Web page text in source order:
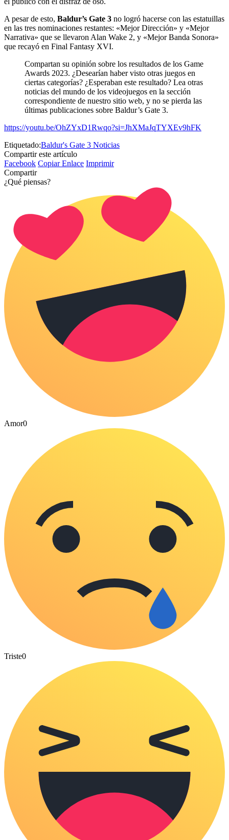
A pesar de esto, Baldur’s Gate 3 no logró hacerse con las estatuillas
en las tres nominaciones restantes: «Mejor Dirección» y «Mejor
Narrativa» que se llevaron Alan Wake 2, y «Mejor Banda Sonora»
que recayó en Final Fantasy XVI.
Compartan su opinión sobre los resultados de los Game
Awards 2023. ¿Desearían haber visto otras juegos en
ciertas categorías? ¿Esperaban este resultado? Lea otras
noticias del mundo de los videojuegos en la sección
correspondiente de nuestro sitio web, y no se pierda las
últimas publicaciones sobre Baldur’s Gate 3.
https://youtu.be/OhZYxD1Rwqo?si=JhXMaJqTYXEv9hFK
Etiquetado:Baldur's Gate 3 Noticias
Compartir este artículo
Facebook Copiar Enlace Imprimir
Compartir
¿Qué piensas?
Amor0
Triste0